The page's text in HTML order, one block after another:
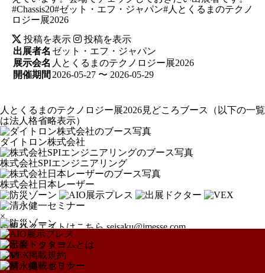
#Chassis20#ゼット・エフ・ジャパン#人とくるまのテクノ
ロジー展2026
投稿を表示
投稿を表示
出展者名 ゼット・エフ・ジャパン
展示会名 人とくるまのテクノロジー展2026
開催期間 2026-05-27 〜 2026-05-29
人とくるまのテクノロジー展2026見どころブース
（以下の一覧
は法人格省略表示）
ダイトロン株式会社
株式会社SPIエンジニアリング
株式会社日本レーザー
×
特集リクエストはこちらseisaku@jmesse.com
展示会ドットコムとは
取材・掲載規約
取材・掲載ポリシー